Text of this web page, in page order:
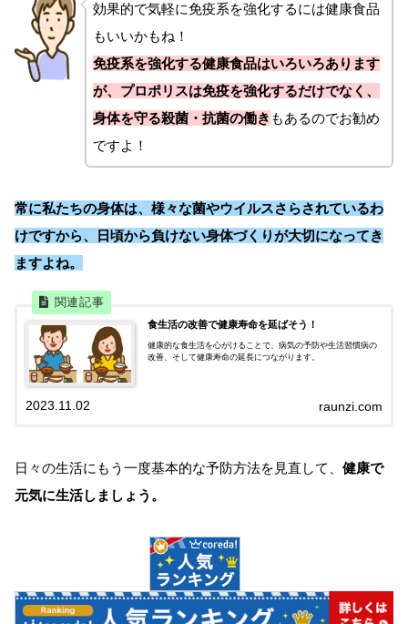
効果的で気軽に免疫系を強化するには健康食品
もいいかもね！
免疫系を強化する健康食品はいろいろあります
が、プロポリスは免疫を強化するだけでなく、
身体を守る殺菌・抗菌の働き もあるのでお勧め
ですよ！
常に私たちの身体は、様々な菌やウイルスさらされているわ
けですから、日頃から負けない身体づくりが大切になってき
ますよね。
食生活の改善で健康寿命を延ばそう！
健康的な食生活を心がけることで、病気の予防や生活習慣病の
改善、そして健康寿命の延長につながります。
raunzi.com
2023.11.02
日々の生活にもう一度基本的な予防方法を見直して、 健康で
元気に生活しましょう。